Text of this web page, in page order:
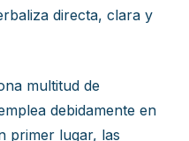
directa, clara y
multitud de
debidamente en
primer lugar, las